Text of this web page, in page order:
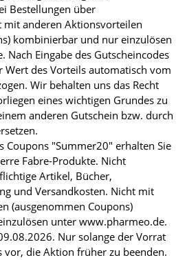
Bestellungen über
mit anderen Aktionsvorteilen
kombinierbar und nur einzulösen
Eingabe des Gutscheincodes
des Vorteils automatisch vom
Wir behalten uns das Recht
eines wichtigen Grundes zu
anderen Gutschein bzw. durch
Coupons "Summer20" erhalten Sie
Fabre-Produkte. Nicht
Artikel, Bücher,
und Versandkosten. Nicht mit
(ausgenommen Coupons)
unter www.pharmeo.de.
Nur solange der Vorrat
vor, die Aktion früher zu beenden.